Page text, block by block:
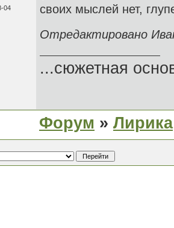
04
своих мыслей нет,
Отредактировано
...сюжетная
Форум » Лирика